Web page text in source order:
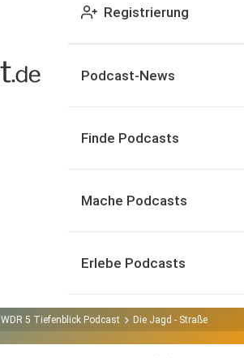
Registrierung
Podcast-News
Finde Podcasts
Mache Podcasts
Erlebe Podcasts
WDR 5 Tiefenblick Podcast Die Jagd -